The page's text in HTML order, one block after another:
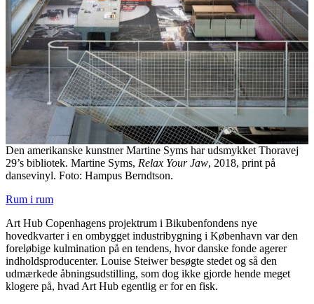
Den amerikanske kunstner Martine Syms har udsmykket Thoravej
29’s bibliotek. Martine Syms, Relax Your Jaw, 2018, print på
dansevinyl. Foto: Hampus Berndtson.
Rum i rum
Art Hub Copenhagens projektrum i Bikubenfondens nye
hovedkvarter i en ombygget industribygning i København var den
foreløbige kulmination på en tendens, hvor danske fonde agerer
indholdsproducenter. Louise Steiwer besøgte stedet og så den
udmærkede åbningsudstilling, som dog ikke gjorde hende meget
klogere på, hvad Art Hub egentlig er for en fisk.